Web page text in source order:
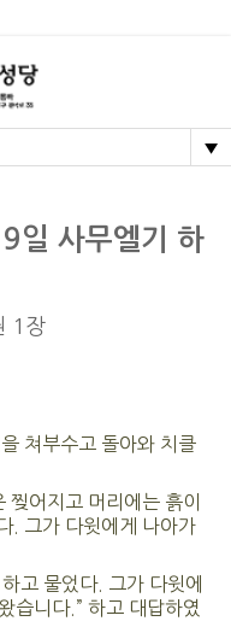
▼
일 사무엘기 하
1장
쳐부수고 돌아와 치클
어지고 머리에는 흙이
. 그가 다윗에게 나아가
고 물었다. 그가 다윗에
습니다.” 하고 대답하였